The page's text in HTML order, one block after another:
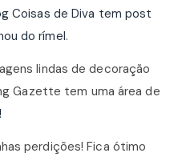
Coisas de Diva tem post
do rímel.
lindas de decoração
Gazette tem uma área de
perdições! Fica ótimo